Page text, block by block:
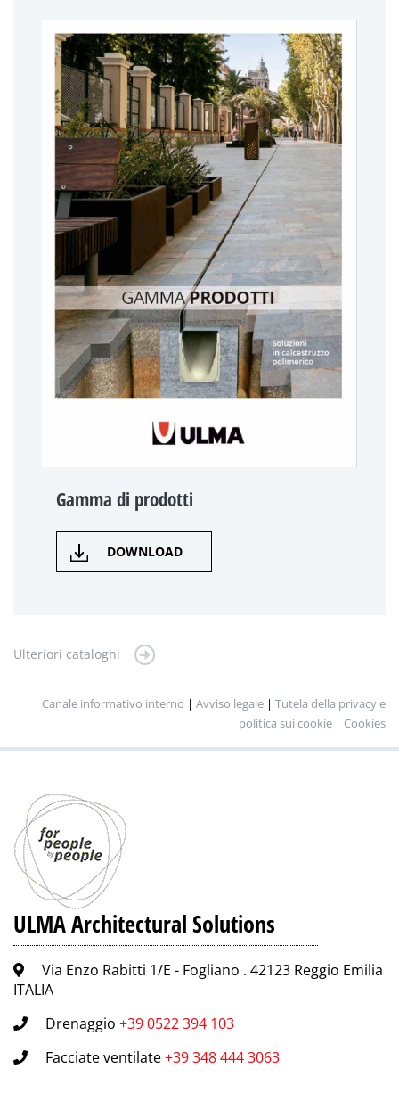
Gamma di prodotti
DOWNLOAD
Ulteriori cataloghi
Canale informativo interno | Avviso legale | Tutela della privacy e
politica sui cookie | Cookies
ULMA Architectural Solutions
Via Enzo Rabitti 1/E - Fogliano . 42123 Reggio Emilia
ITALIA
Drenaggio +39 0522 394 103
Facciate ventilate+39 348 444 3063